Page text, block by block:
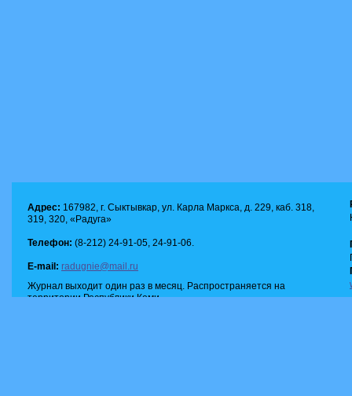
Адрес: 167982, г. Сыктывкар, ул. Карла Маркса, д. 229, каб. 318,
319, 320, «Радуга»
Телефон: (8-212) 24-91-05, 24-91-06.
E-mail: radugnie@mail.ru
Журнал выходит один раз в месяц. Распространяется на
территории Республики Коми.